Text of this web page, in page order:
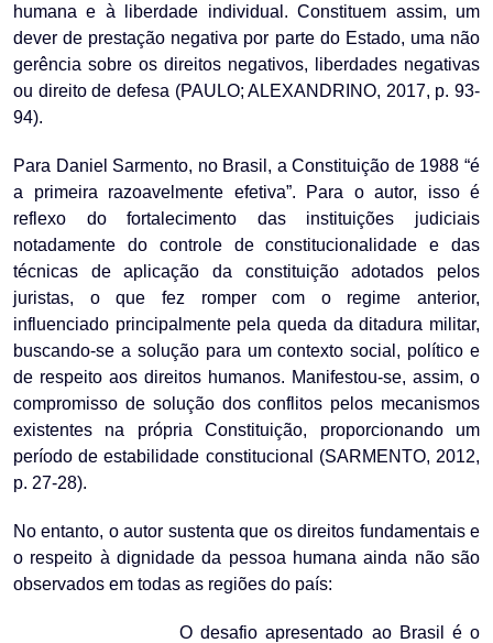
humana e à liberdade individual. Constituem assim, um
dever de prestação negativa por parte do Estado, uma não
gerência sobre os direitos negativos, liberdades negativas
ou direito de defesa (PAULO; ALEXANDRINO, 2017, p. 93-
94).
Para Daniel Sarmento, no Brasil, a Constituição de 1988 “é
a primeira razoavelmente efetiva”. Para o autor, isso é
reflexo do fortalecimento das instituições judiciais
notadamente do controle de constitucionalidade e das
técnicas de aplicação da constituição adotados pelos
juristas, o que fez romper com o regime anterior,
influenciado principalmente pela queda da ditadura militar,
buscando-se a solução para um contexto social, político e
de respeito aos direitos humanos. Manifestou-se, assim, o
compromisso de solução dos conflitos pelos mecanismos
existentes na própria Constituição, proporcionando um
período de estabilidade constitucional (SARMENTO, 2012,
p. 27-28).
No entanto, o autor sustenta que os direitos fundamentais e
o respeito à dignidade da pessoa humana ainda não são
observados em todas as regiões do país:
O desafio apresentado ao Brasil é o